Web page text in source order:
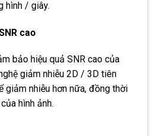
hình / giây.
cao
bảo hiệu quả SNR cao của
giảm nhiễu 2D / 3D tiên
nhiễu hơn nữa, đồng thời
hình ảnh.